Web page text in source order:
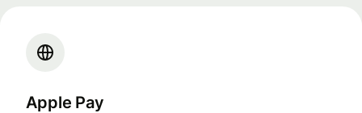
Apple Pay